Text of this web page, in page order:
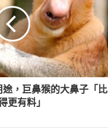
，巨鼻猴的大鼻子「比
更有料」